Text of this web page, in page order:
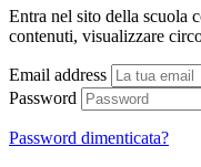
Entra nel sito della scuola
contenuti, visualizzare
Email address
Password
Password dimenticata?